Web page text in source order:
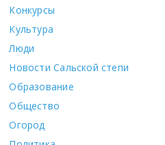
Конкурсы
Культура
Люди
Новости Сальской степи
Образование
Общество
Огород